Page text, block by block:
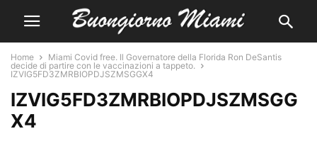
Home
Miami Covid free. Il Governatore della Florida Ron DeSantis
decide di partire con le vaccinazioni a tappeto.
IZVIG5FD3ZMRBIOPDJSZMSGGX4
IZVIG5FD3ZMRBIOPDJSZMSGG
X4